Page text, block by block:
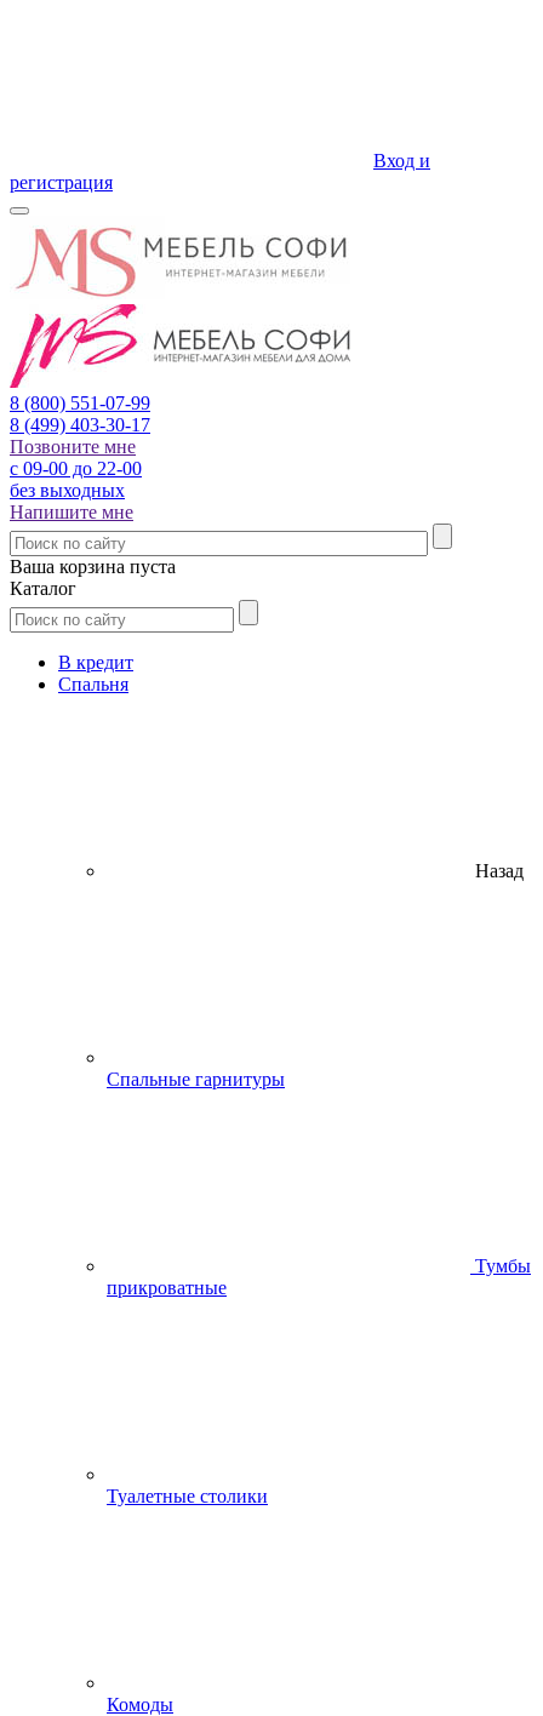
Вход и
регистрация
8 (800) 551-07-99
8 (499) 403-30-17
Позвоните мне
с 09-00 до 22-00
без выходных
Напишите мне
Ваша корзина пуста
Каталог
В кредит
Спальня
Назад
Спальные гарнитуры
Тумбы
прикроватные
Туалетные столики
Комоды